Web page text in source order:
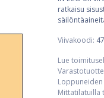
ratkaisu
Viivakoodi:
Lue
Mittatilatuilla